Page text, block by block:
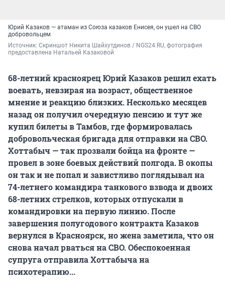
Юрий Казаков — атаман из Союза казаков Енисея, он ушел на СВО
добровольцем
Источник: Скриншот Никита Шайхутдинов / NGS24.RU, фотография
предоставлена Натальей Казаковой
68-летний красноярец Юрий Казаков решил ехать
воевать, невзирая на возраст, общественное
мнение и реакцию близких. Несколько месяцев
назад он получил очередную пенсию и тут же
купил билеты в Тамбов, где формировалась
добровольческая бригада для отправки на СВО.
Хоттабыч — так прозвали бойца на фронте —
провел в зоне боевых действий полгода. В окопы
он так и не попал и завистливо поглядывал на
74-летнего командира танкового взвода и двоих
68-летних стрелков, которых отпускали в
командировки на первую линию. После
завершения полугодового контракта Казаков
вернулся в Красноярск, но жена заметила, что он
снова начал рваться на СВО. Обеспокоенная
супруга отправила Хоттабыча на
психотерапию...